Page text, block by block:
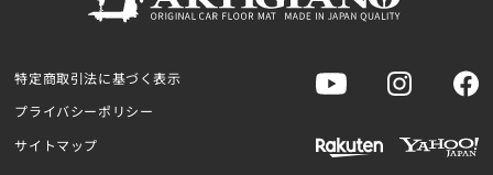
特定商取引法に基づく表示
プライバシーポリシー
サイトマップ